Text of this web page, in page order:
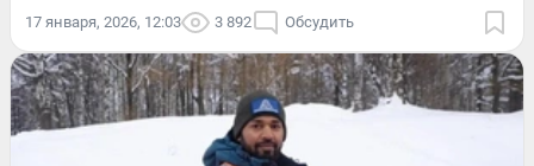
17 января, 2026, 12:03 3 892 Обсудить